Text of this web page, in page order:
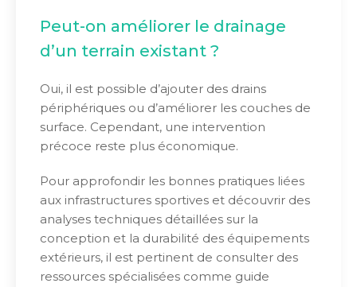
Peut-on améliorer le drainage
d’un terrain existant ?
Oui, il est possible d’ajouter des drains
périphériques ou d’améliorer les couches de
surface. Cependant, une intervention
précoce reste plus économique.
Pour approfondir les bonnes pratiques liées
aux infrastructures sportives et découvrir des
analyses techniques détaillées sur la
conception et la durabilité des équipements
extérieurs, il est pertinent de consulter des
ressources spécialisées comme guide